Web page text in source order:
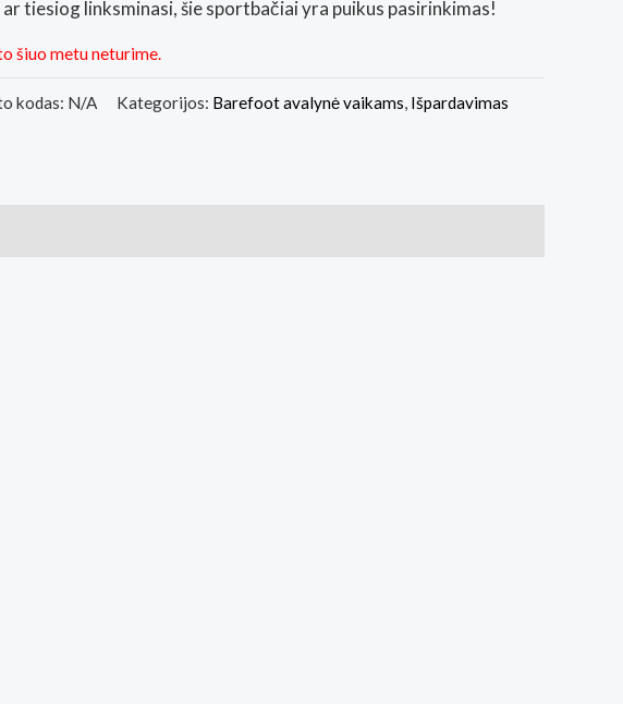
ar tiesiog linksminasi, šie sportbačiai yra puikus pasirinkimas!
šiuo metu neturime.
kodas: N/A Kategorijos: Barefoot avalynė vaikams Išpardavimas